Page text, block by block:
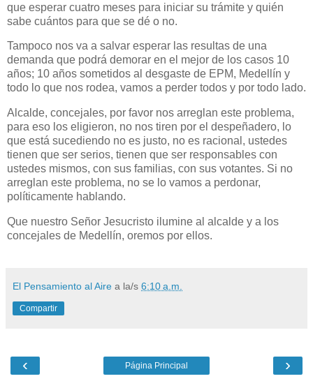
que esperar cuatro meses para iniciar su trámite y quién
sabe cuántos para que se dé o no.
Tampoco nos va a salvar esperar las resultas de una
demanda que podrá demorar en el mejor de los casos 10
años; 10 años sometidos al desgaste de EPM, Medellín y
todo lo que nos rodea, vamos a perder todos y por todo lado.
Alcalde, concejales, por favor nos arreglan este problema,
para eso los eligieron, no nos tiren por el despeñadero, lo
que está sucediendo no es justo, no es racional, ustedes
tienen que ser serios, tienen que ser responsables con
ustedes mismos, con sus familias, con sus votantes. Si no
arreglan este problema, no se lo vamos a perdonar,
políticamente hablando.
Que nuestro Señor Jesucristo ilumine al alcalde y a los
concejales de Medellín, oremos por ellos.
El Pensamiento al Aire a la/s 6:10 a.m.
Compartir
‹ ›
Página Principal